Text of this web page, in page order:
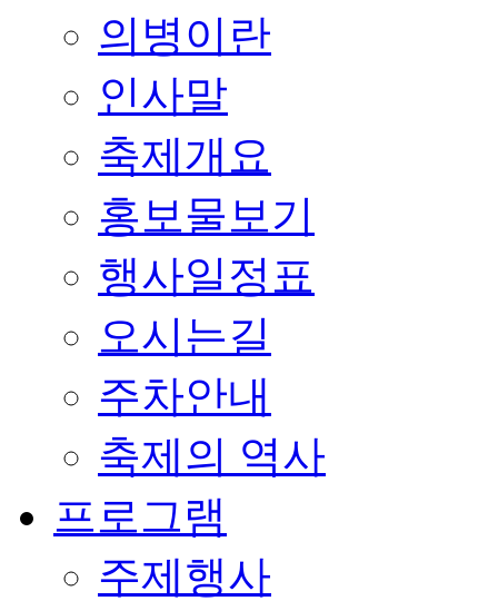
의병이란
인사말
축제개요
홍보물보기
행사일정표
오시는길
주차안내
축제의 역사
프로그램
주제행사